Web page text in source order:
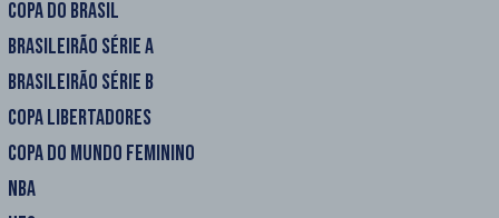
COPA DO BRASIL
BRASILEIRÃO SÉRIE A
BRASILEIRÃO SÉRIE B
COPA LIBERTADORES
COPA DO MUNDO FEMININO
NBA